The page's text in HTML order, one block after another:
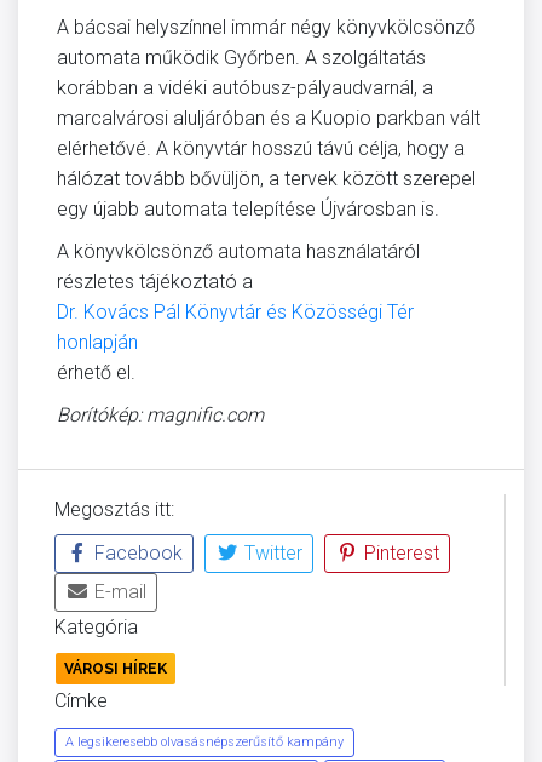
A bácsai helyszínnel immár négy könyvkölcsönző
automata működik Győrben. A szolgáltatás
korábban a vidéki autóbusz-pályaudvarnál, a
marcalvárosi aluljáróban és a Kuopio parkban vált
elérhetővé. A könyvtár hosszú távú célja, hogy a
hálózat tovább bővüljön, a tervek között szerepel
egy újabb automata telepítése Újvárosban is.
A könyvkölcsönző automata használatáról
részletes tájékoztató a
Dr. Kovács Pál Könyvtár és Közösségi Tér
honlapján
érhető el.
Borítókép: magnific.com
Megosztás itt:
Facebook
Twitter
Pinterest
E-mail
Kategória
VÁROSI HÍREK
Címke
A legsikeresebb olvasásnépszerűsítő kampány